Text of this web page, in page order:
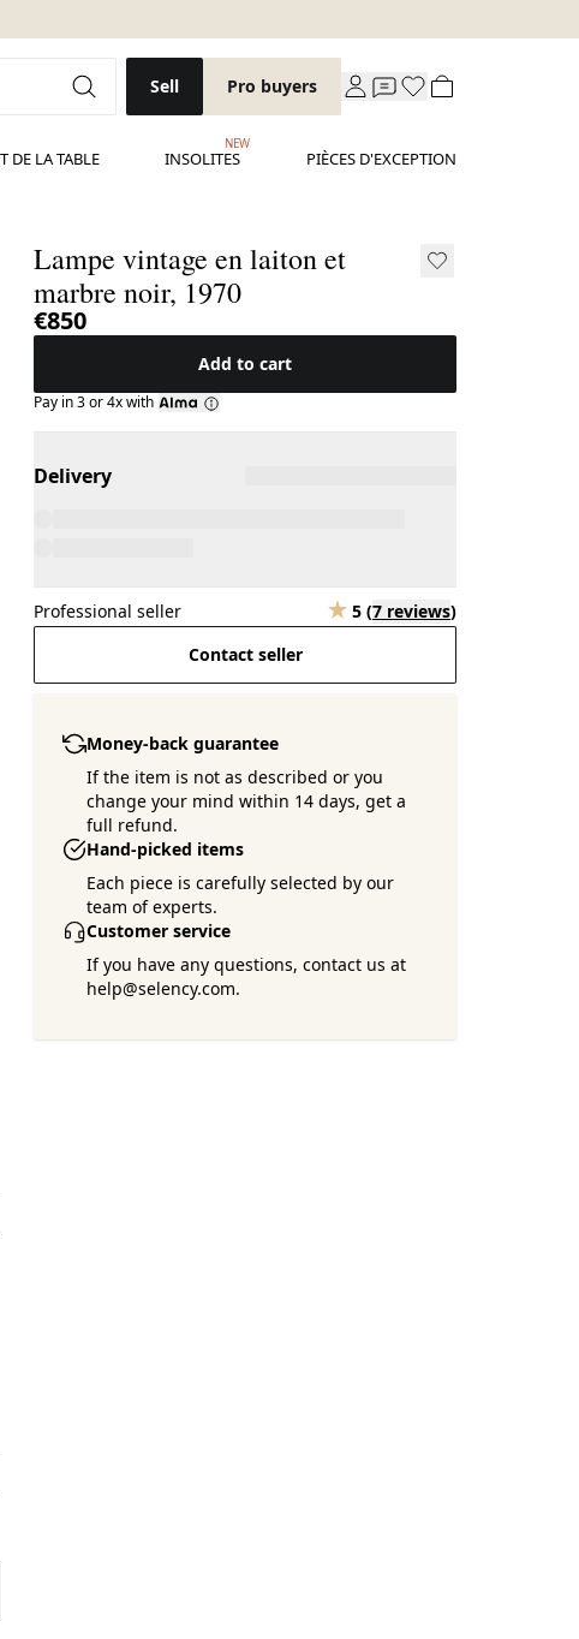
Sell Pro buyers
DE LA TABLE INSOLITES
NEW
PIÈCES D'EXCEPTION
Lampe vintage en laiton et
marbre noir, 1970
€850
Add to cart
Pay in 3 or 4x with
Delivery
Professional seller 5 (7 reviews)
Contact seller
Money-back guarantee
If the item is not as described or you
change your mind within 14 days, get a
full refund.
Hand-picked items
Each piece is carefully selected by our
team of experts.
Customer service
If you have any questions, contact us at
help@selency.com.